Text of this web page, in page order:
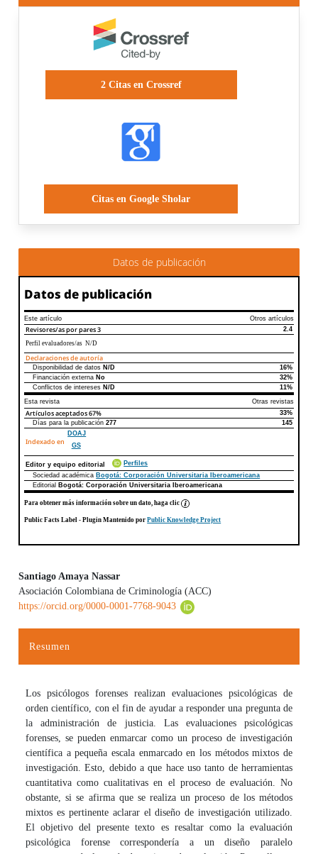
2Citas en Crossref
Citas en Google Sholar
Datos de publicación
Datos de publicación
Este artículo Otros artículos
Revisores/as por pares3
2.4
Perfil evaluadores/as N/D
Declaraciones de autoría
Declaraciones de autoríaEste artículo
Disponibilidad de datos N/D
16%
Financiación externa No
32%
Conflictos de intereses N/D
11%
Esta revista
Otras revistas
Artículos aceptados67%
33%
Días para la publicación277 145
Indexado en
DOAJ
GS
Editor y equipo editorial
Perfiles
Sociedad académica Bogotá: Corporación Universitaria Iberoamericana
Editorial
Bogotá: Corporación Universitaria Iberoamericana
Para obtener más información sobre un dato, haga clic
Public Facts Label - Plugin Mantenido porPublic Knowledge Project
Contenido principal del artículo
Santiago Amaya Nassar
Asociación Colombiana de Criminología (ACC)
https://orcid.org/0000-0001-7768-9043
Resumen
Los psicólogos forenses realizan evaluaciones psicológicas de
orden científico, con el fin de ayudar a responder una pregunta de
la administración de justicia. Las evaluaciones psicológicas
forenses, se pueden enmarcar como un proceso de investigación
científica a pequeña escala enmarcado en los métodos mixtos de
investigación. Esto, debido a que hace uso tanto de herramientas
cuantitativa como cualitativas en el proceso de evaluación. No
obstante, si se afirma que se realiza un proceso de los métodos
mixtos es pertinente aclarar el diseño de investigación utilizado.
El objetivo del presente texto es resaltar como la evaluación
psicológica forense correspondería a un diseño paralelo